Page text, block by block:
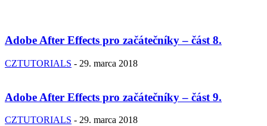
Adobe After Effects pro začátečníky – část 8.
CZTUTORIALS - 29. marca 2018
Adobe After Effects pro začátečníky – část 9.
CZTUTORIALS - 29. marca 2018